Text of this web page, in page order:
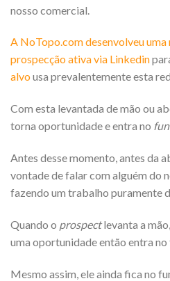
nosso comercial.
A NoTopo.com desenvolveu
prospecção ativa via Linkedin
alvousa prevalentemente esta
Com esta levantada de mão ou
torna oportunidade e entra no
Antes desse momento, antes da
vontade de falar com alguém do
fazendo um trabalho puramente
Quando o prospectlevanta a
uma oportunidade então entra no
Mesmo assim, ele ainda fica no